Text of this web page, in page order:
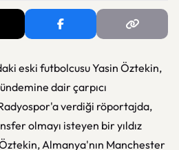
eski futbolcusu Yasin Öztekin,
dair çarpıcı
verdiği röportajda,
olmayı isteyen bir yıldız
Almanya'nın Manchester